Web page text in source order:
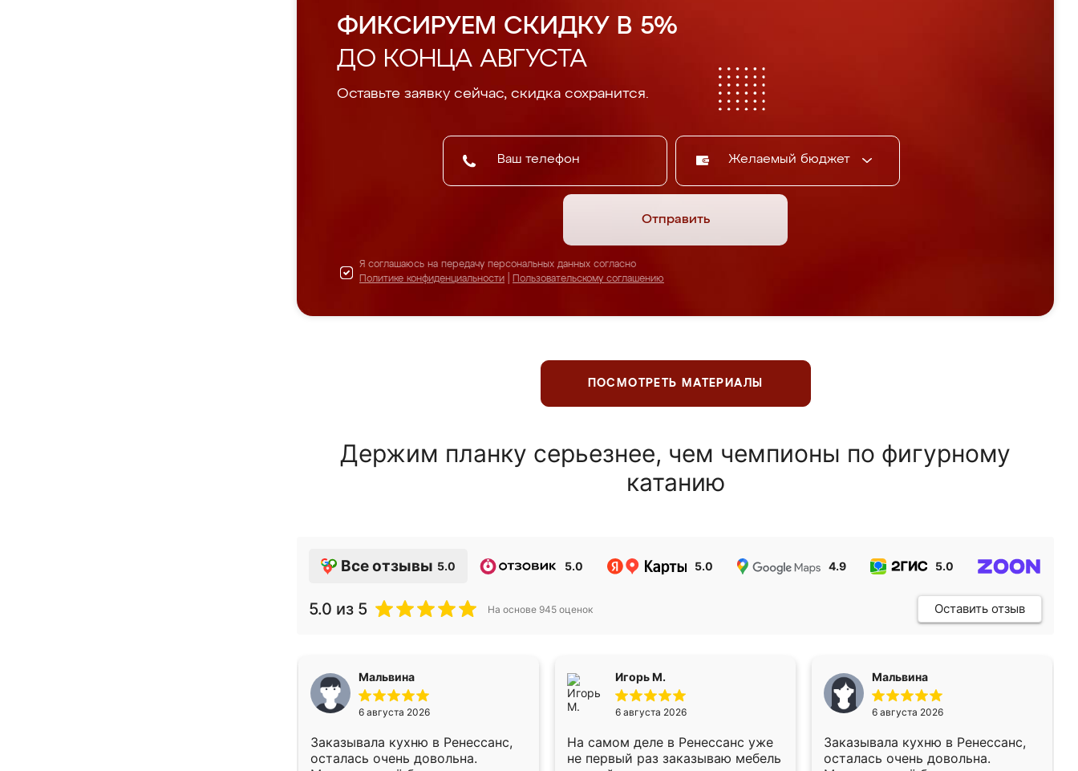
ФИКСИРУЕМ СКИДКУ В 5%
ДО КОНЦА АВГУСТА
Оставьте заявку сейчас, скидка сохранится.
Желаемый бюджет
Отправить
Я соглашаюсь на передачу персональных данных согласно
Политике конфиденциальности
Пользовательскому соглашению
ПОСМОТРЕТЬ МАТЕРИАЛЫ
Держим планку серьезнее, чем чемпионы по фигурному
катанию
Все отзывы 5.0 5.0 5.0 4.9 5.0
5.0 из 5 На основе 945 оценок Оставить отзыв
Мальвина
6 августа 2026
Заказывала кухню в Ренессанс,
осталась очень довольна.
Игорь М.
6 августа 2026
На самом деле в Ренессанс уже
не первый раз заказываю мебель
Мальвина
6 августа 2026
Заказывала кухню в Ренессанс,
осталась очень довольна.